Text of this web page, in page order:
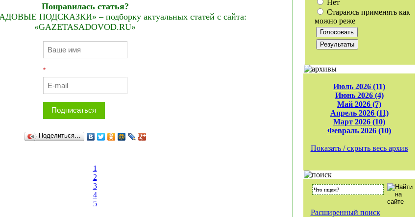
Понравилась статья?
ПОДСКАЗКИ» – подборку актуальных статей с сайта:
«GAZETASADOVOD.RU»
*
Подписаться
Поделиться…
1
2
3
4
5
Нет
Стараюсь применять как
можно реже
Июль 2026 (11)
Июнь 2026 (4)
Май 2026 (7)
Апрель 2026 (11)
Март 2026 (10)
Февраль 2026 (10)
Показать / скрыть весь архив
Расширенный поиск